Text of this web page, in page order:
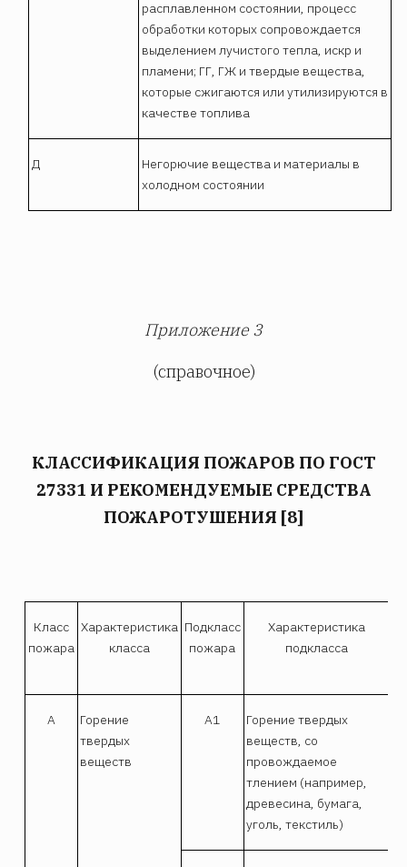
расплавленном состоянии, процесс
обработки которых сопровождается
выделением лучистого тепла, искр и
пламени; ГГ, ГЖ и твердые вещества,
которые сжигаются или утилизируются в
качестве топлива
Д
Негорючие вещества и материалы в
холодном состоянии
Приложение 3
(справочное)
КЛАССИФИКАЦИЯ ПОЖАРОВ ПО ГОСТ
27331 И РЕКОМЕНДУЕМЫЕ СРЕДСТВА
ПОЖАРОТУШЕНИЯ [8]
Класс
пожара
Характеристика
класса
Подкласс
пожара
Характеристика
подкласса
А
Горение
твердых
веществ
А1
Горение твердых
веществ, со
провождаемое
тлением (например,
древесина, бумага,
уголь, текстиль)